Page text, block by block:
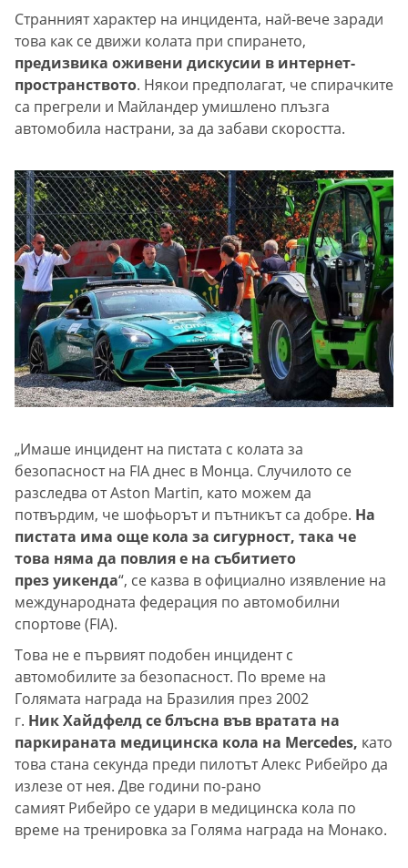
Странният характер на инцидента, най-вече заради
това как се движи колата при спирането,
предизвика оживени дискусии в интернет-
пространството. Някои предполагат, че спирачките
са прегрели и Майландер умишлено плъзга
автомобила настрани, за да забави скоростта.
„Имаше инцидент на пистата с колата за
безопасност на FIA днес в Монца. Случилото се
разследва от Aston Martiп, като можем да
потвърдим, че шофьорът и пътникът са добре. На
пистата има още кола за сигурност, така че
това няма да повлия е на събитието
през уикенда“, се казва в официално изявление на
международната федерация по автомобилни
спортове (FIA).
Това не е първият подобен инцидент с
автомобилите за безопасност. По време на
Голямата награда на Бразилия през 2002
г. Ник Хайдфелд се блъсна във вратата на
паркираната медицинска кола на Mercedes, като
това стана секунда преди пилотът Алекс Рибейро да
излезе от нея. Две години по-рано
самият Рибейро се удари в медицинска кола по
време на тренировка за Голяма награда на Монако.